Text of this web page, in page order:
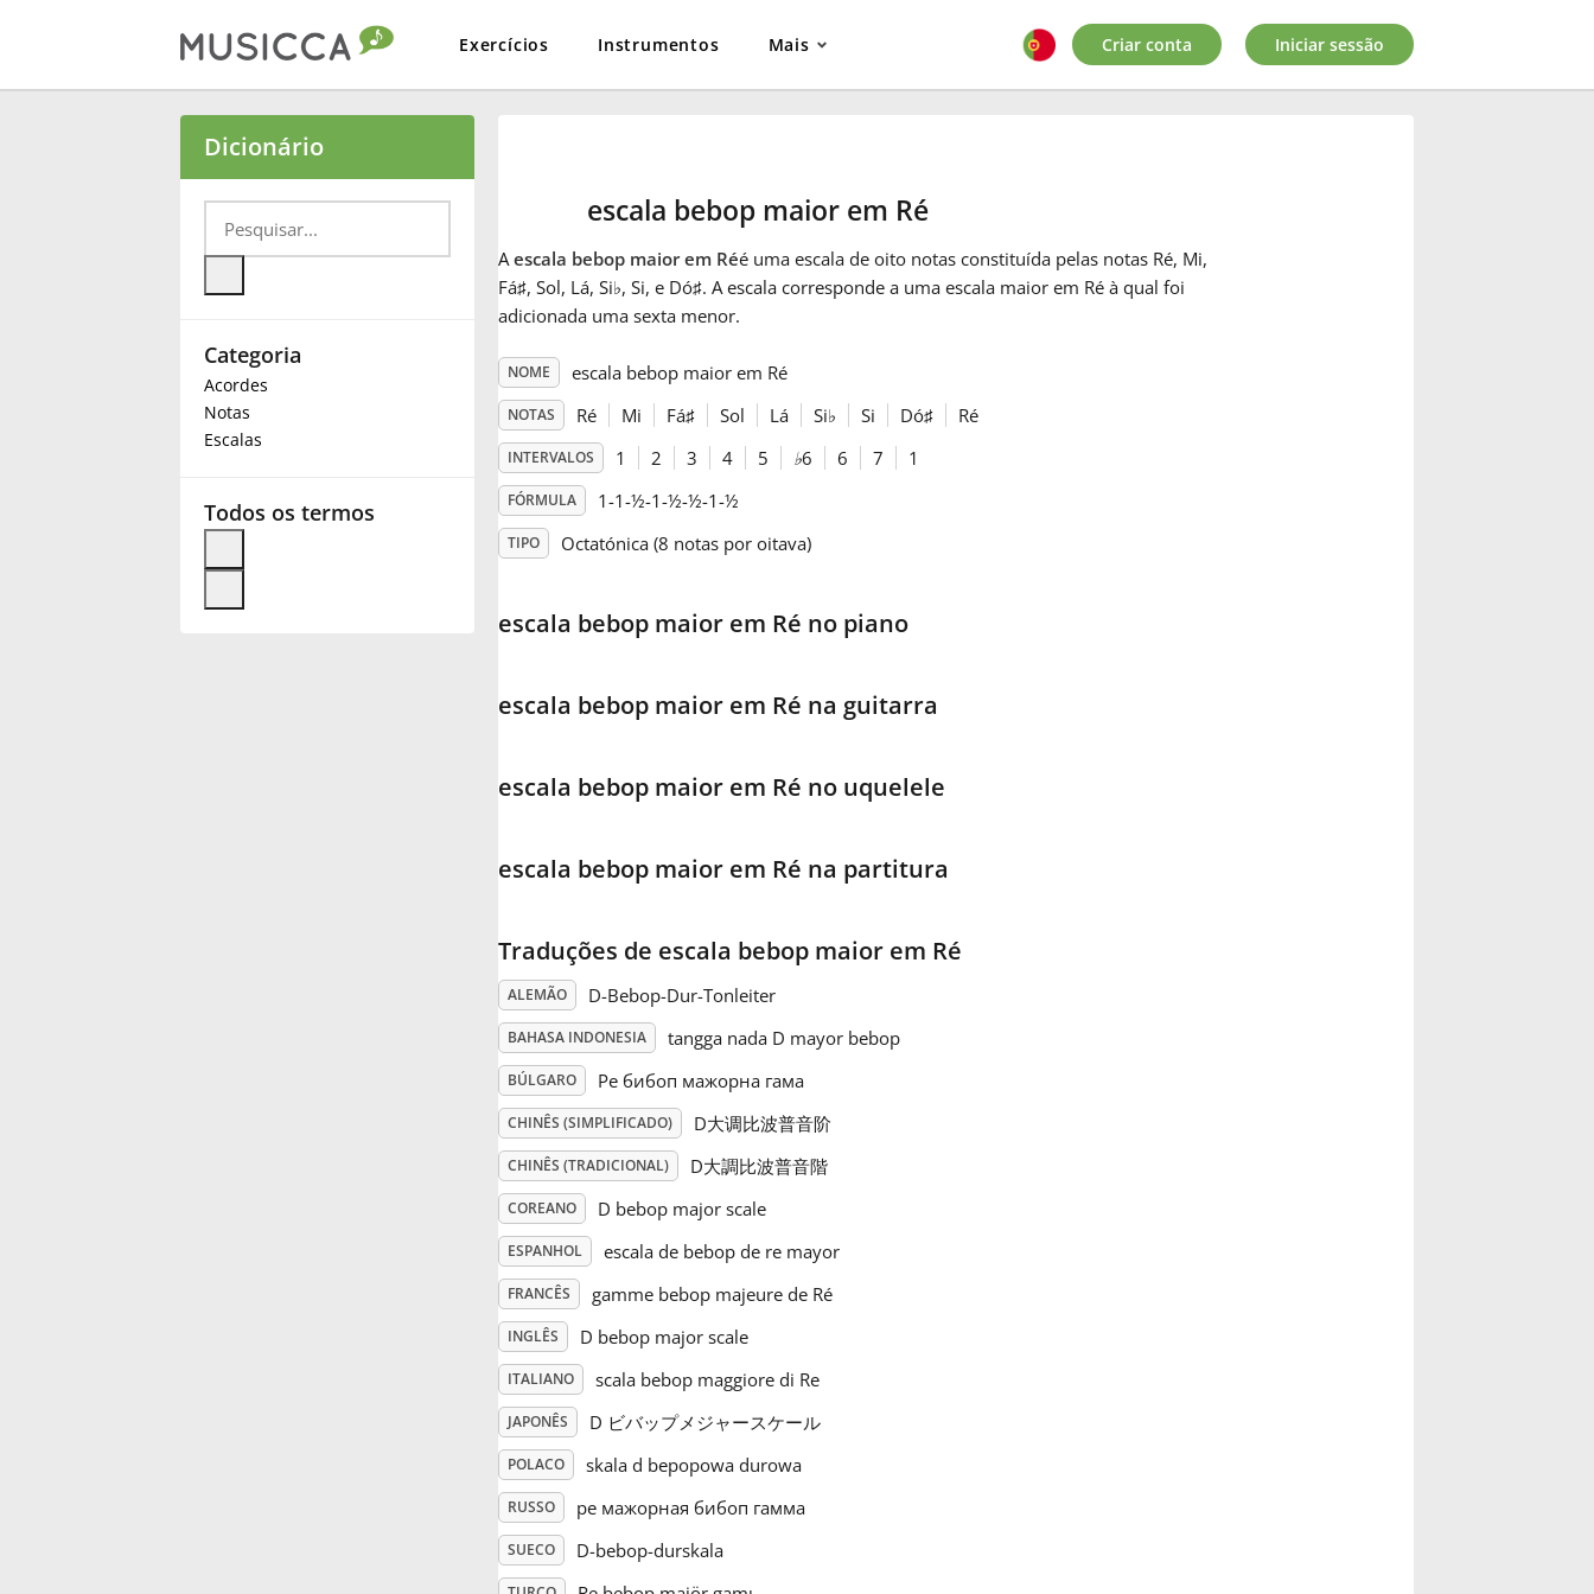
Exercícios Instrumentos Mais
Български
Deutsch
Français
Criar conta Iniciar sessão
Dicionário
Categoria
Acordes
Notas
Escalas
Todos os termos
escala bebop maior em Ré
Aescala bebop maior em Réé uma escala de oito notas constituída pelas notas Ré, Mi,
Fá♯, Sol, Lá, Si♭, Si, e Dó♯. A escala corresponde a uma escala maior em Ré à qual foi
adicionada uma sexta menor.
NOME escala bebop maior em Ré
NOTAS Ré Mi Fá♯ Sol Lá Si♭ Si Dó♯ Ré
INTERVALOS 1 2 3 4 5 ♭6 6 7 1
FÓRMULA 1-1-½-1-½-½-1-½
TIPO Octatónica (8 notas por oitava)
escala bebop maior em Ré no piano
escala bebop maior em Ré na guitarra
escala bebop maior em Ré no uquelele
escala bebop maior em Ré na partitura
Traduções de escala bebop maior em Ré
ALEMÃO D-Bebop-Dur-Tonleiter
BAHASA INDONESIA tangga nada D mayor bebop
BÚLGARO Ре бибоп мажорна гама
CHINÊS (SIMPLIFICADO) D大调比波普音阶
CHINÊS (TRADICIONAL) D大調比波普音階
COREANO D bebop major scale
ESPANHOL escala de bebop de re mayor
FRANCÊS gamme bebop majeure de Ré
INGLÊS D bebop major scale
ITALIANO scala bebop maggiore di Re
JAPONÊS D ビバップメジャースケール
POLACO skala d bepopowa durowa
RUSSO ре мажорная бибоп гамма
SUECO D-bebop-durskala